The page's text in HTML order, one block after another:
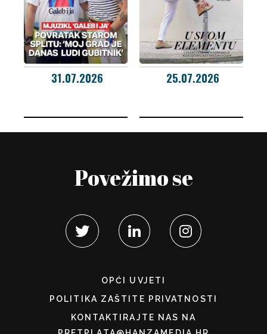
31.07.2026 25.07.2026
Povežimo se
OPĆI UVJETI
POLITIKA ZAŠTITE PRIVATNOSTI
KONTAKTIRAJTE NAS NA